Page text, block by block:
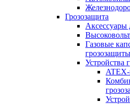
Грозозащита
Аксессуары
Газовые
грозозащиты
Устройства
ATEX-